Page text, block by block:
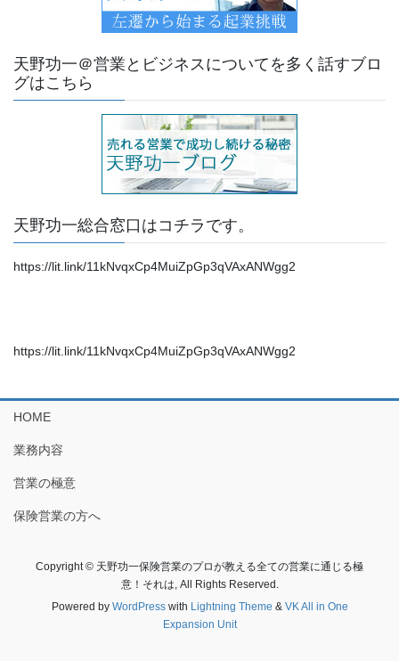
天野功一＠営業とビジネスについてを多く話すブロ
グはこちら
天野功一総合窓口はコチラです。
https://lit.link/11kNvqxCp4MuiZpGp3qVAxANWgg2
https://lit.link/11kNvqxCp4MuiZpGp3qVAxANWgg2
HOME
業務内容
営業の極意
保険営業の方へ
Copyright © 天野功一保険営業のプロが教える全ての営業に通じる極
意！それは, All Rights Reserved.
Powered by WordPresswith Lightning Theme & VK All in One
Expansion Unit